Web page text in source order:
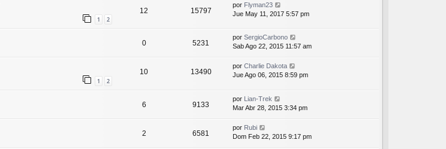
1 2
12 15797
por Flyman23
Jue May 11, 2017 5:57 pm
0 5231
por SergioCarbono
Sab Ago 22, 2015 11:57 am
1 2
10 13490
por Charlie Dakota
Jue Ago 06, 2015 8:59 pm
6 9133
por Lian-Trek
Mar Abr 28, 2015 3:34 pm
2 6581
por Rubi
Dom Feb 22, 2015 9:17 pm